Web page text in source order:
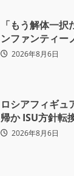
「もう解体一
ンファンティー
も 批判収まらず
2026年8月6日
ロシアフィギュ
帰か ISU方針転
賛否両論
2026年8月6日